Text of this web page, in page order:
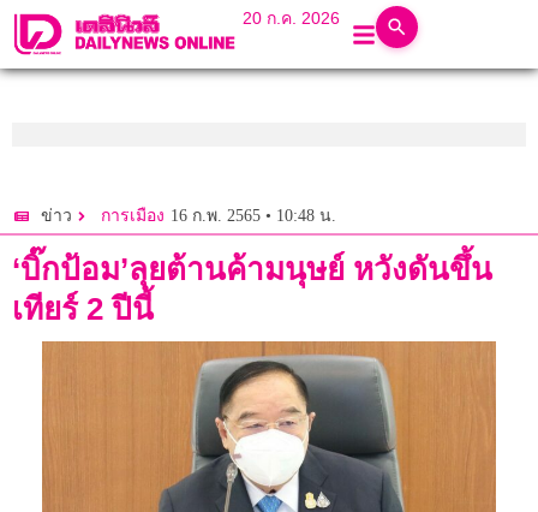
20 ก.ค. 2026
ข่าว การเมือง 16 ก.พ. 2565 • 10:48 น.
‘บิ๊กป้อม’ลุยต้านค้ามนุษย์ หวังดันขึ้น
เทียร์ 2 ปีนี้